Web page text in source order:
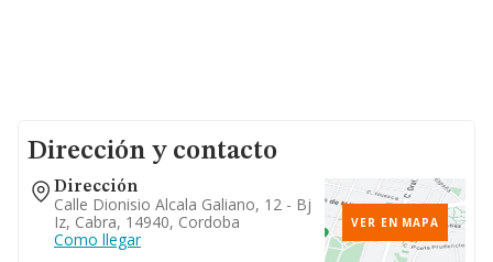
Dirección y contacto
Dirección
Calle Dionisio Alcala Galiano, 12 - Bj
Iz, Cabra, 14940, Cordoba
Como llegar
VER EN MAPA